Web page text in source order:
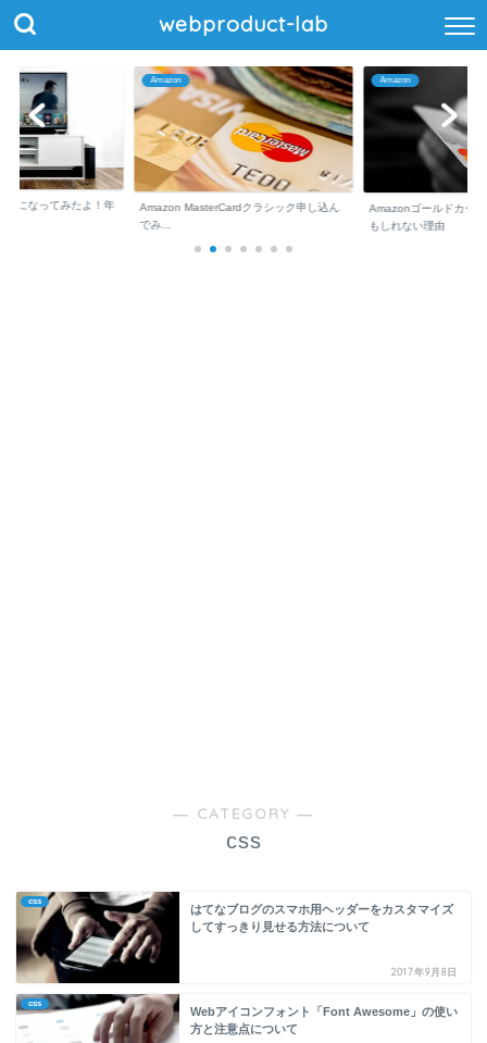
webproduct-lab
員になってみたよ！年
Amazon
Amazon MasterCardクラシック申し込ん
でみ...
Amazon
Amazonゴールドカー
もしれない理由
― CATEGORY ―
css
css
はてなブログのスマホ用ヘッダーをカスタマイズ
してすっきり見せる方法について
2017年9月8日
css
Webアイコンフォント「Font Awesome」の使い
方と注意点について